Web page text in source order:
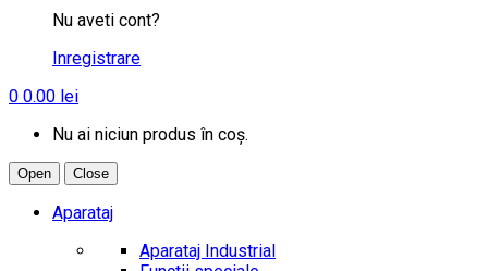
Nu aveti cont?
Inregistrare
0 0.00 lei
Nu ai niciun produs în coș.
Open Close
Aparataj
Aparataj Industrial